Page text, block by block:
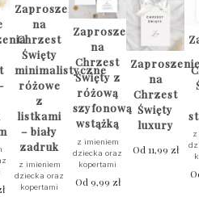
Zaproszenia
na
Chrzest
Święty
minimalistyczne
różowe
z
listkami
– biały
zadruk
z imieniem
dziecka oraz
kopertami
Zaproszenia
na
Chrzest
Święty z
różową
szyfonową
wstążką
z imieniem
dziecka oraz
kopertami
Od 9,99 zł
na
Chrzest
Święty
luxury
Od 11,99 zł
z